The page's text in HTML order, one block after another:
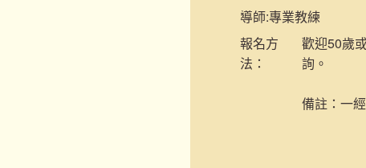
導師:專業教練
報名方
法：
歡迎50歲
詢。
備註：一